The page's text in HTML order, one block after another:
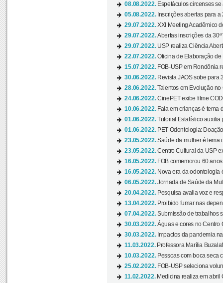
08.08.2022. Espetáculos circenses
05.08.2022. Inscrições abertas para a
29.07.2022.XXI Meeting Acadêmico
29.07.2022.Abertas inscrições da 30ª
29.07.2022. USP realiza Ciência
22.07.2022.Oficina de Elaboração de
15.07.2022. FOB-USP em Rondônia
30.06.2022. Revista JAOS sobe para
28.06.2022.Talentos em Evolução no
24.06.2022.CinePET exibe filme
10.06.2022. Fala em crianças é tema
01.06.2022.Tutorial Estatístico auxilia
01.06.2022. PET Odontologia:
23.05.2022.Saúde da mulher é tema
23.05.2022.Centro Cultural da USP
16.05.2022. FOB comemorou 60
16.05.2022. Nova era da odontologia
06.05.2022.Jornada de Saúde da
20.04.2022. Pesquisa avalia voz e
13.04.2022. Proibido fumar nas
07.04.2022.Submissão de trabalhos
30.03.2022.Águas e cores no Centro
30.03.2022. Impactos da pandemia
11.03.2022. Professora Marília
10.03.2022. Pessoas com boca seca
25.02.2022. FOB-USP seleciona
11.02.2022. Medicina realiza em abril